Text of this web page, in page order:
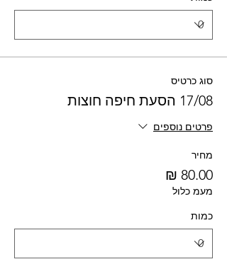
סוג כרטיס
17/08 הסעת חיפה חוצות
פרטים נוספים
מחיר
מעמ כלול
כמות